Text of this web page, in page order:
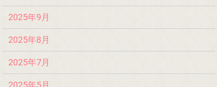
2025年9月
2025年8月
2025年7月
2025年5月